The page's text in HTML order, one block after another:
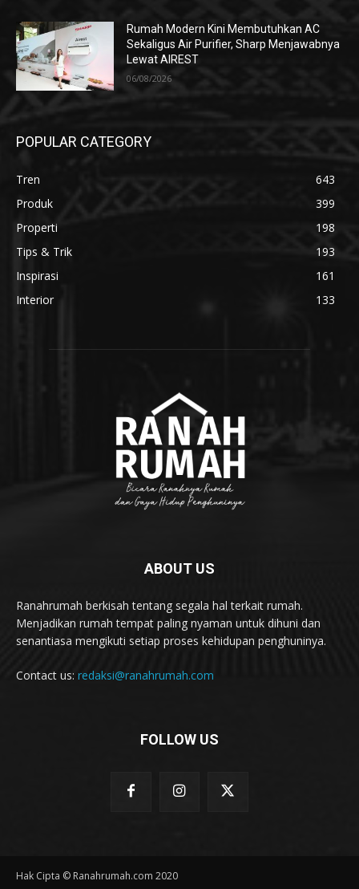
Rumah Modern Kini Membutuhkan AC
Sekaligus Air Purifier, Sharp Menjawabnya
Lewat AIREST
06/08/2026
POPULAR CATEGORY
Tren
643
Produk
399
Properti
198
Tips & Trik
193
Inspirasi
161
Interior
133
ABOUT US
Ranahrumah berkisah tentang segala hal terkait rumah.
Menjadikan rumah tempat paling nyaman untuk dihuni dan
senantiasa mengikuti setiap proses kehidupan penghuninya.
Contact us: redaksi@ranahrumah.com
FOLLOW US
Hak Cipta © Ranahrumah.com 2020